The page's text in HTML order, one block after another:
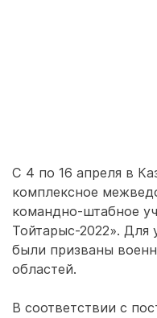
С 4 по 16 апреля в
комплексное
командно-штабное
Тойтарыс-2022». Для
были призваны
областей.
В соответствии с